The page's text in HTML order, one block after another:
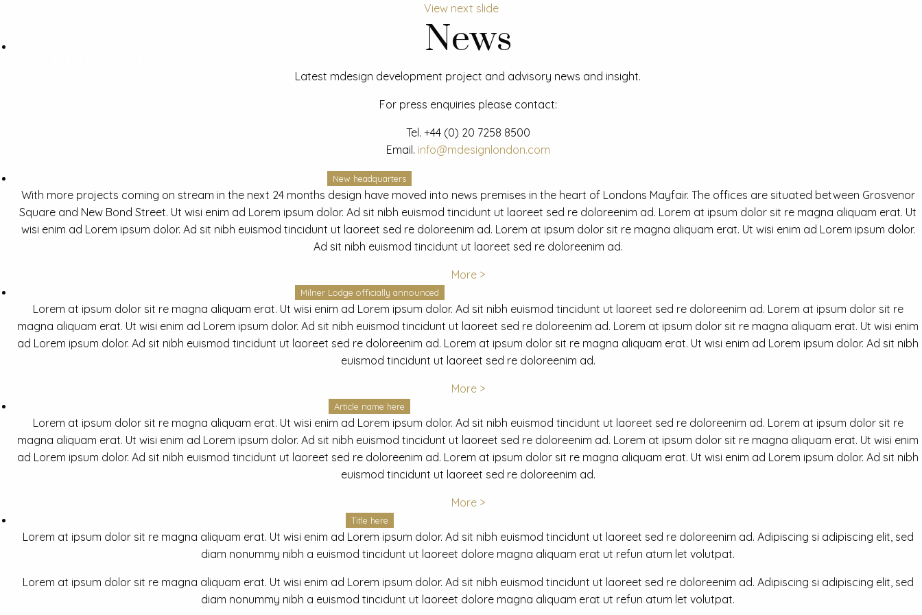
View next slide
News
Latest mdesign development project and advisory news and insight.
For press enquiries please contact:
Tel. +44 (0) 20 7258 8500
Email. info@mdesignlondon.com
New headquarters
With more projects coming on stream in the next 24 months design have moved into news premises in the heart of Londons Mayfair. The offices are situated between Grosvenor
Square and New Bond Street. Ut wisi enim ad Lorem ipsum dolor. Ad sit nibh euismod tincidunt ut laoreet sed re doloreenim ad. Lorem at ipsum dolor sit re magna aliquam erat. Ut
wisi enim ad Lorem ipsum dolor. Ad sit nibh euismod tincidunt ut laoreet sed re doloreenim ad. Lorem at ipsum dolor sit re magna aliquam erat. Ut wisi enim ad Lorem ipsum dolor.
Ad sit nibh euismod tincidunt ut laoreet sed re doloreenim ad.
More >
Milner Lodge officially announced
Lorem at ipsum dolor sit re magna aliquam erat. Ut wisi enim ad Lorem ipsum dolor. Ad sit nibh euismod tincidunt ut laoreet sed re doloreenim ad. Lorem at ipsum dolor sit re
magna aliquam erat. Ut wisi enim ad Lorem ipsum dolor. Ad sit nibh euismod tincidunt ut laoreet sed re doloreenim ad. Lorem at ipsum dolor sit re magna aliquam erat. Ut wisi enim
ad Lorem ipsum dolor. Ad sit nibh euismod tincidunt ut laoreet sed re doloreenim ad. Lorem at ipsum dolor sit re magna aliquam erat. Ut wisi enim ad Lorem ipsum dolor. Ad sit nibh
euismod tincidunt ut laoreet sed re doloreenim ad.
More >
Article name here
Lorem at ipsum dolor sit re magna aliquam erat. Ut wisi enim ad Lorem ipsum dolor. Ad sit nibh euismod tincidunt ut laoreet sed re doloreenim ad. Lorem at ipsum dolor sit re
magna aliquam erat. Ut wisi enim ad Lorem ipsum dolor. Ad sit nibh euismod tincidunt ut laoreet sed re doloreenim ad. Lorem at ipsum dolor sit re magna aliquam erat. Ut wisi enim
ad Lorem ipsum dolor. Ad sit nibh euismod tincidunt ut laoreet sed re doloreenim ad. Lorem at ipsum dolor sit re magna aliquam erat. Ut wisi enim ad Lorem ipsum dolor. Ad sit nibh
euismod tincidunt ut laoreet sed re doloreenim ad.
More >
Title here
Lorem at ipsum dolor sit re magna aliquam erat. Ut wisi enim ad Lorem ipsum dolor. Ad sit nibh euismod tincidunt ut laoreet sed re doloreenim ad. Adipiscing si adipiscing elit, sed
diam nonummy nibh a euismod tincidunt ut laoreet dolore magna aliquam erat ut refun atum let volutpat.
Lorem at ipsum dolor sit re magna aliquam erat. Ut wisi enim ad Lorem ipsum dolor. Ad sit nibh euismod tincidunt ut laoreet sed re doloreenim ad. Adipiscing si adipiscing elit, sed
diam nonummy nibh a euismod tincidunt ut laoreet dolore magna aliquam erat ut refun atum let volutpat.